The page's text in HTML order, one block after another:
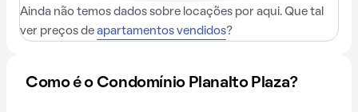
Ainda não temos dados sobre locações por aqui. Que tal
ver preços de apartamentos vendidos?
Como é o Condomínio Planalto Plaza?